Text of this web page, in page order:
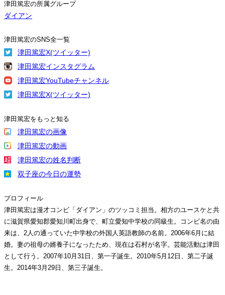
津田篤宏の所属グループ
ダイアン
津田篤宏のSNS全一覧
津田篤宏X(ツイッター)
津田篤宏インスタグラム
津田篤宏YouTubeチャンネル
津田篤宏X(ツイッター)
津田篤宏をもっと知る
津田篤宏の画像
津田篤宏の動画
津田篤宏の姓名判断
双子座の今日の運勢
プロフィール
津田篤宏は漫才コンビ「ダイアン」のツッコミ担当。相方のユースケと共
に滋賀県愛知郡愛知川町出身で、町立愛知中学校の同級生。コンビ名の由
来は、2人の通っていた中学校の外国人英語教師の名前。2006年6月に結
婚。妻の祖母の婿養子になったため、現在は石村が名字。芸能活動は津田
として行う。2007年10月31日、第一子誕生。2010年5月12日、第二子誕
生。2014年3月29日、第三子誕生。